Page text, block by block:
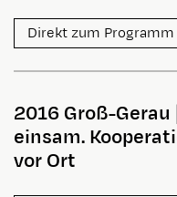
Direkt zum
2016 Groß-Gerau
einsam.
vor Ort